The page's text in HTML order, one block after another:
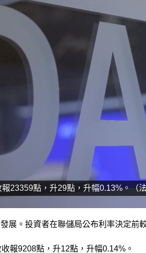
23359點，升29點，升幅0.13%。（
展。投資者在聯儲局公布利率決定前
報9208點，升12點，升幅0.14%。